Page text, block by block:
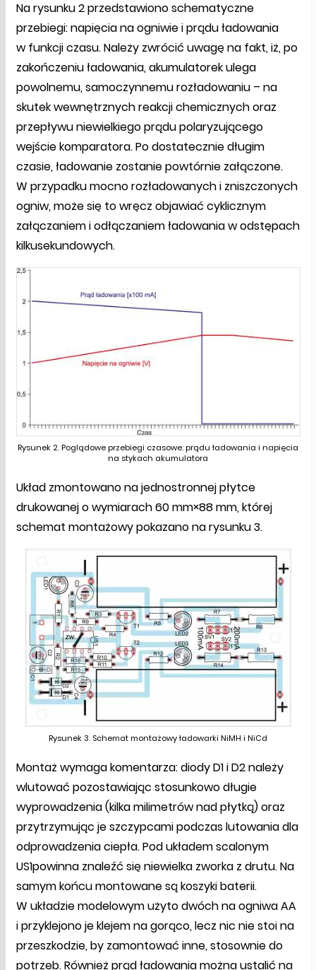
Na rysunku 2 przedstawiono schematyczne
przebiegi: napięcia na ogniwie i prądu ładowania
w funkcji czasu. Należy zwrócić uwagę na fakt, iż, po
zakończeniu ładowania, akumulatorek ulega
powolnemu, samoczynnemu rozładowaniu – na
skutek wewnętrznych reakcji chemicznych oraz
przepływu niewielkiego prądu polaryzującego
wejście komparatora. Po dostatecznie długim
czasie, ładowanie zostanie powtórnie załączone.
W przypadku mocno rozładowanych i zniszczonych
ogniw, może się to wręcz objawiać cyklicznym
załączaniem i odłączaniem ładowania w odstępach
kilkusekundowych.
Rysunek 2. Poglądowe przebiegi czasowe: prądu ładowania i napięcia
na stykach akumulatora
Układ zmontowano na jednostronnej płytce
drukowanej o wymiarach 60 mm×88 mm, której
schemat montażowy pokazano na rysunku 3.
Rysunek 3. Schemat montażowy ładowarki NiMH i NiCd
Montaż wymaga komentarza: diody D1 i D2 należy
wlutować pozostawiając stosunkowo długie
wyprowadzenia (kilka milimetrów nad płytką) oraz
przytrzymując je szczypcami podczas lutowania dla
odprowadzenia ciepła. Pod układem scalonym
US1powinna znaleźć się niewielka zworka z drutu. Na
samym końcu montowane są koszyki baterii.
W układzie modelowym użyto dwóch na ogniwa AA
i przyklejono je klejem na gorąco, lecz nic nie stoi na
przeszkodzie, by zamontować inne, stosownie do
potrzeb. Również prąd ładowania można ustalić na